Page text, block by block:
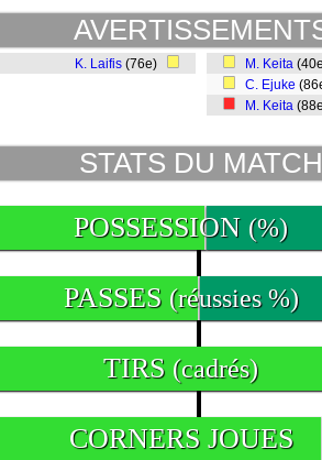
K. Laifis (76e) M. Keita
C. Ejuke
M. Keita
STATS DU MATCH
POSSESSION (%)
PASSES (réussies %)
TIRS (cadrés)
CORNERS JOUES